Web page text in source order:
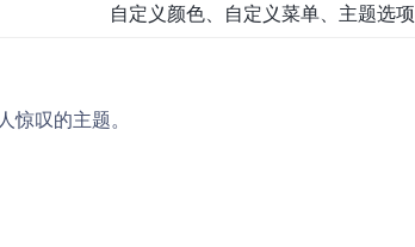
自定义颜色、自定义菜单、主题选项
叹的主题。